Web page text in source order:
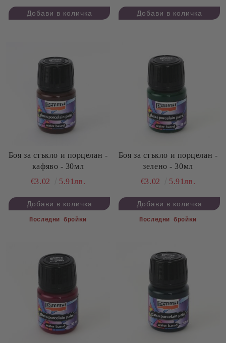
Боя за стъкло и порцелан -
кафяво - 30мл
€3.02
5.91лв.
Последни бройки
Боя за стъкло и порцелан -
зелено - 30мл
€3.02
5.91лв.
Последни бройки